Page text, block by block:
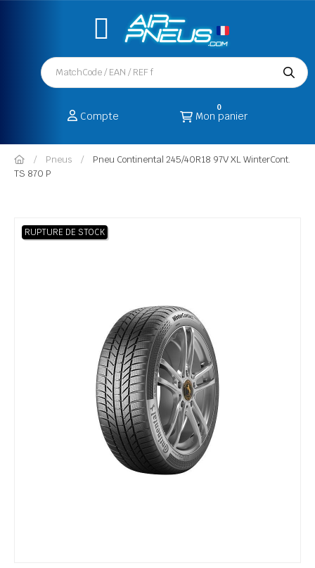
Compte Mon panier
0
Pneus
Pneu Continental 245/40R18 97V XL WinterCont.
TS 870 P
RUPTURE DE STOCK